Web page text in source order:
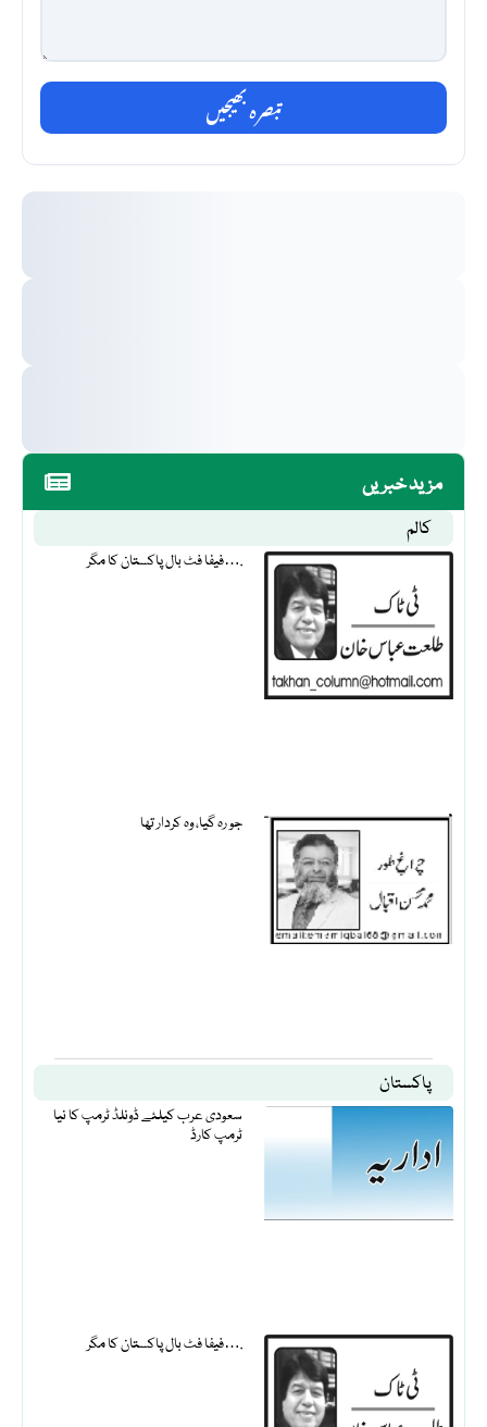
مزید خبریں
کالم
فیفا فٹ بال پاکستان کا مگر….
جو رہ گیا، وہ کردار تھا
پاکستان
سعودی عرب کیلئے ڈونلڈ ٹرمپ کا نیا
ٹرمپ کارڈ
فیفا فٹ بال پاکستان کا مگر….
تبصرہ بھیجیں